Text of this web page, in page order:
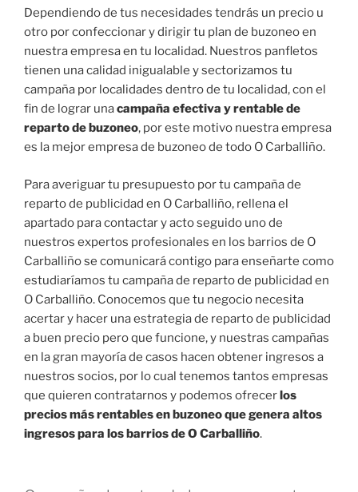
Dependiendo de tus necesidades tendrás un precio u
otro por confeccionar y dirigir tu plan de buzoneo en
nuestra empresa en tu localidad. Nuestros panfletos
tienen una calidad inigualable y sectorizamos tu
campaña por localidades dentro de tu localidad, con el
fin de lograr unacampaña efectiva y rentable de
reparto de buzoneo, por este motivo nuestra empresa
es la mejor empresa de buzoneo de todo O Carballiño.
Para averiguar tu presupuesto por tu campaña de
reparto de publicidad en O Carballiño, rellena el
apartado para contactar y acto seguido uno de
nuestros expertos profesionales en los barrios de O
Carballiño se comunicará contigo para enseñarte como
estudiaríamos tu campaña de reparto de publicidad en
O Carballiño. Conocemos que tu negocio necesita
acertar y hacer una estrategia de reparto de publicidad
a buen precio pero que funcione, y nuestras campañas
en la gran mayoría de casos hacen obtener ingresos a
nuestros socios, por lo cual tenemos tantos empresas
que quieren contratarnos y podemos ofrecerlos
precios más rentables en buzoneo que genera altos
ingresos para los barrios de O Carballiño.